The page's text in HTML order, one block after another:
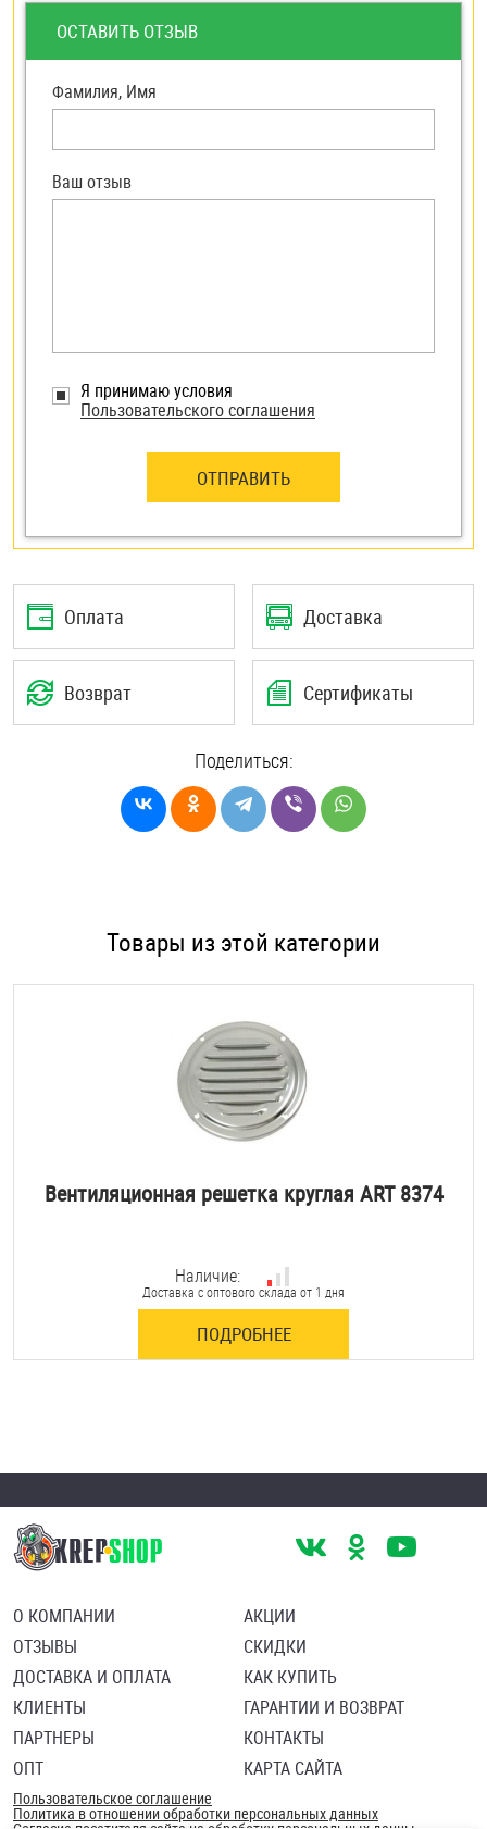
ОСТАВИТЬ ОТЗЫВ
Фамилия, Имя
Я принимаю условия
Пользовательского соглашения
ОТПРАВИТЬ
Ваш отзыв
Оплата Доставка
Возврат Сертификаты
Поделиться:
Товары из этой категории
Вентиляционная решетка круглая ART 8374
Наличие:
Доставка с оптового склада от 1 дня
ПОДРОБНЕЕ
О КОМПАНИИ
ОТЗЫВЫ
ДОСТАВКА И ОПЛАТА
КЛИЕНТЫ
ПАРТНЕРЫ
ОПТ
АКЦИИ
СКИДКИ
КАК КУПИТЬ
ГАРАНТИИ И ВОЗВРАТ
КОНТАКТЫ
КАРТА САЙТА
Пользовательское соглашение
Политика в отношении обработки персональных данных